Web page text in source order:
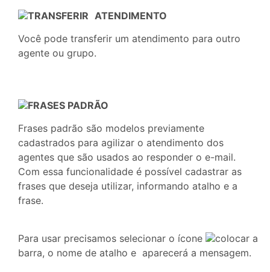
TRANSFERIR ATENDIMENTO
Você pode transferir um atendimento para outro
agente ou grupo.
FRASES PADRÃO
Frases padrão são modelos previamente
cadastrados para agilizar o atendimento dos
agentes que são usados ao responder o e-mail.
Com essa funcionalidade é possível cadastrar as
frases que deseja utilizar, informando atalho e a
frase.
Para usar precisamos selecionar o ícone
colocar a
barra, o nome de atalho e aparecerá a mensagem.